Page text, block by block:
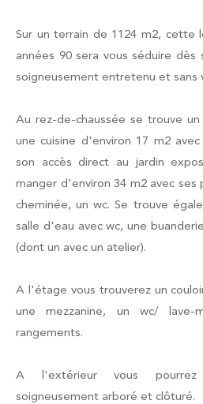
Sur un terrain de 1124 m2, cette
années 90 sera vous séduire
soigneusement entretenu et sans
Au rez-de-chaussée se trouve
une cuisine d'environ 17 m2
son accès direct au jardin
manger d'environ 34 m2 avec
cheminée, un wc. Se trouve
salle d'eau avec wc, une
(dont un avec un atelier).
A l'étage vous trouverez un
une mezzanine, un wc/ lave-
rangements.
A l'extérieur vous
soigneusement arboré et clôturé.